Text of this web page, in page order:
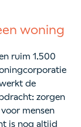
woning
ruim 1.500
de
zorgen
mensen
is nog altijd